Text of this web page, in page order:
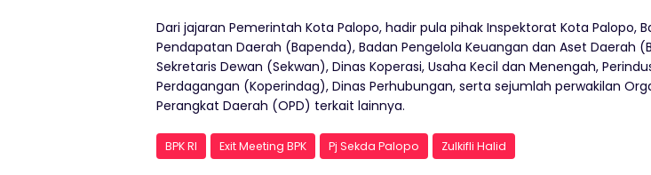
Dari jajaran Pemerintah Kota Palopo, hadir pula pihak Inspektorat Kota Palopo,
Pendapatan Daerah (Bapenda), Badan Pengelola Keuangan dan Aset Daerah
Sekretaris Dewan (Sekwan), Dinas Koperasi, Usaha Kecil dan Menengah,
Perdagangan (Koperindag), Dinas Perhubungan, serta sejumlah perwakilan
Perangkat Daerah (OPD) terkait lainnya.
BPK RI Exit Meeting BPK Pj Sekda Palopo Zulkifli Halid